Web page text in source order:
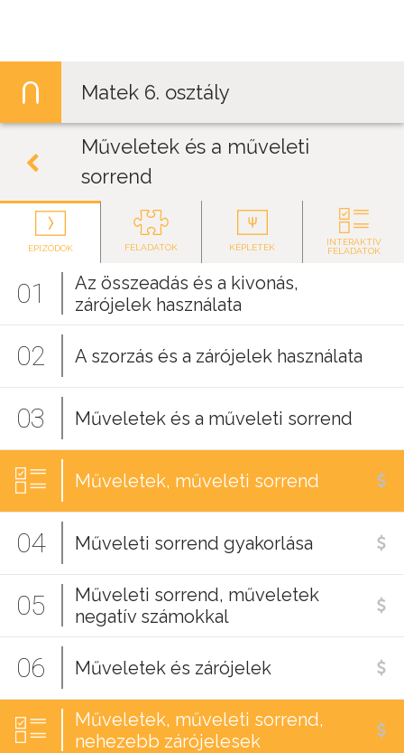
Matek 6. osztály
Műveletek és a műveleti
sorrend
EPIZÓDOK FELADATOK KÉPLETEK
INTERAKTÍV
FELADATOK
01
Az összeadás és a kivonás,
zárójelek használata
02 A szorzás és a zárójelek használata
03 Műveletek és a műveleti sorrend
Műveletek, műveleti sorrend
04 Műveleti sorrend gyakorlása
05
Műveleti sorrend, műveletek
negatív számokkal
06 Műveletek és zárójelek
Műveletek, műveleti sorrend,
nehezebb zárójelesek